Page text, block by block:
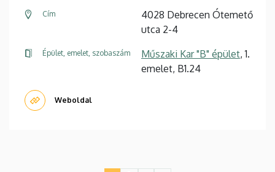
Cím
4028 Debrecen Ótemető
utca 2-4
Épület, emelet, szobaszám Műszaki Kar "B" épület, 1.
emelet, B1.24
Weboldal